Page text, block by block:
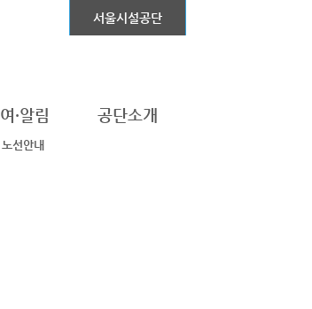
서울시설공단
선안내
·알림 공단소개